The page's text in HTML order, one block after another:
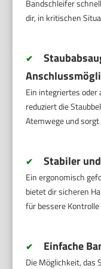
Bandschleifer
dir, in kritischen
✔
Ein integriertes
reduziert die
Atemwege und
✔ Stabiler
Ein ergonomisch
bietet dir sicheren
für bessere
✔ Einfache
Die Möglichkeit, das